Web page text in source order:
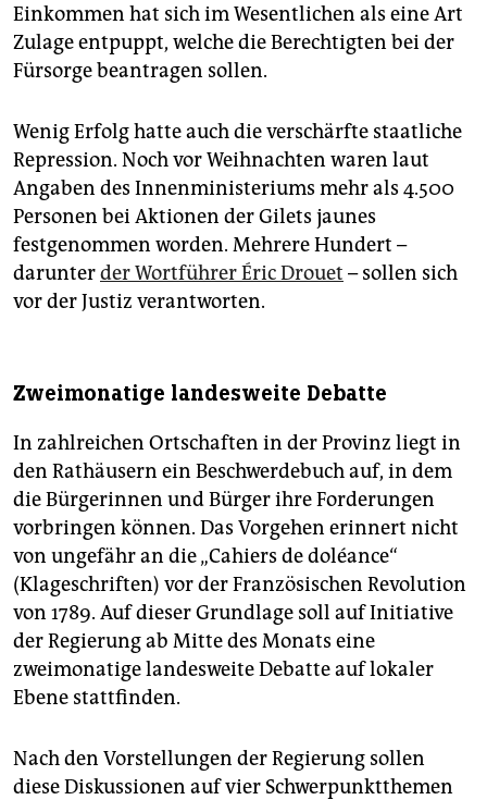
Einkommen hat sich im Wesentlichen als eine Art
Zulage entpuppt, welche die Berechtigten bei der
Fürsorge beantragen sollen.
Wenig Erfolg hatte auch die verschärfte staatliche
Repression. Noch vor Weihnachten waren laut
Angaben des Innenministeriums mehr als 4.500
Personen bei Aktionen der Gilets jaunes
festgenommen worden. Mehrere Hundert –
darunterder Wortführer Éric Drouet – sollen sich
vor der Justiz verantworten.
Zweimonatige landesweite Debatte
In zahlreichen Ortschaften in der Provinz liegt in
den Rathäusern ein Beschwerdebuch auf, in dem
die Bürgerinnen und Bürger ihre Forderungen
vorbringen können. Das Vorgehen erinnert nicht
von ungefähr an die „Cahiers de doléance“
(Klageschriften) vor der Französischen Revolution
von 1789. Auf dieser Grundlage soll auf Initiative
der Regierung ab Mitte des Monats eine
zweimonatige landesweite Debatte auf lokaler
Ebene stattfinden.
Nach den Vorstellungen der Regierung sollen
diese Diskussionen auf vier Schwerpunktthemen